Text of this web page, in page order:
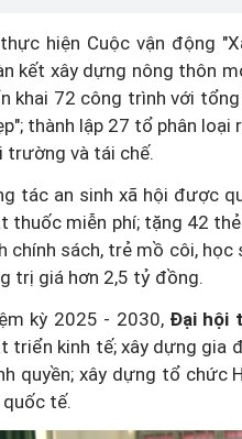
hiện Cuộc vận động
kết xây dựng nông thôn
khai 72 công trình với
thành lập 27 tổ phân
trường và tái chế.
tác an sinh xã hội được
thuốc miễn phí; tặng 42
chính sách, trẻ mồ côi,
trị giá hơn 2,5 tỷ đồng.
kỳ 2025 - 2030, Đại hội
triển kinh tế; xây dựng gia
quyền; xây dựng tổ chức
tế.